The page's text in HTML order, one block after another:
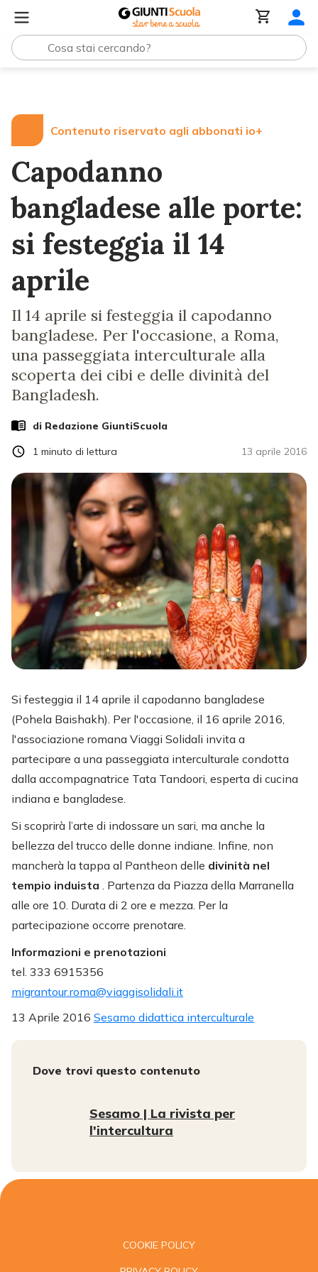
Contenuto riservato agli abbonati io+
Capodanno
bangladese alle porte:
si festeggia il 14
aprile
Il 14 aprile si festeggia il capodanno
bangladese. Per l'occasione, a Roma,
una passeggiata interculturale alla
scoperta dei cibi e delle divinità del
Bangladesh.
di Redazione GiuntiScuola
13 aprile 2016
1 minuto di lettura
Si festeggia il 14 aprile il capodanno bangladese
(Pohela Baishakh). Per l'occasione, il 16 aprile 2016,
l'associazione romana Viaggi Solidali invita a
partecipare a una passeggiata interculturale condotta
dalla accompagnatrice Tata Tandoori, esperta di cucina
indiana e bangladese.
Si scoprirà l’arte di indossare un sari, ma anche la
bellezza del trucco delle donne indiane. Infine, non
mancherà la tappa al Pantheon delle divinità nel
tempio induista
. Partenza da Piazza della Marranella
alle ore 10. Durata di 2 ore e mezza. Per la
partecipazione occorre prenotare.
Informazioni e prenotazioni
tel. 333 6915356
migrantour.roma@viaggisolidali.it
13 Aprile 2016 Sesamo didattica interculturale
Dove trovi questo contenuto
Sesamo | La rivista per
l'intercultura
COOKIE POLICY